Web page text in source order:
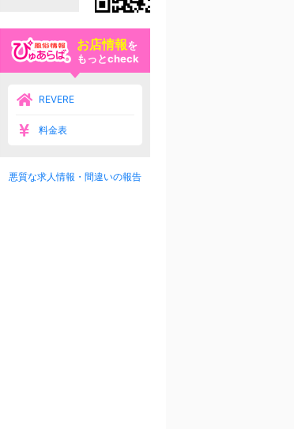
お店情報を
もっとcheck
REVERE
料金表
悪質な求人情報・間違いの報告